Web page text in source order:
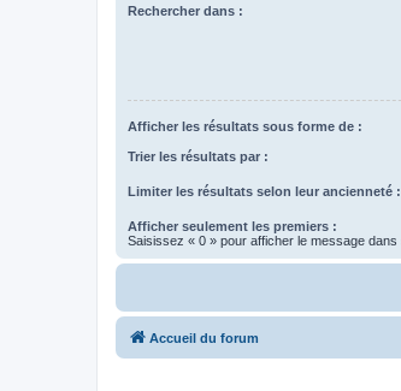
Rechercher dans :
Afficher les résultats sous forme de :
Trier les résultats par :
Limiter les résultats selon leur ancienneté :
Afficher seulement les premiers :
Saisissez « 0 » pour afficher le message dans
Accueil du forum